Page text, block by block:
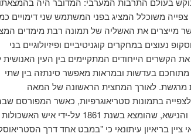
משוכלל המציג בפני המשתמש שני דימויים
מייצרים את האשליה של תמונה רבת מימדים
נעוצים במחקרים קוגניטיביים ופיזיולוגיים בני
הקשרים הייחודים המתקיימים בין העין האנושית
בעדשות ובמראות מאפשר סינתזה בין שתי
מרגשת. לאורך המחצית הראשונה של המאה
בתמונות סטריאוגרפיות, כאשר המפורסם
הקומפקטי והנישא, שהומצא בשנת 1861 על-ידי איש האשכולות
בריאיון עיתונאי כי "במבט אחד דרך